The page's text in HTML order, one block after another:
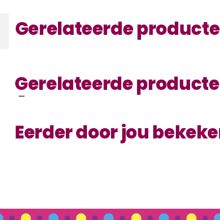
Gerelateerde
Gerelateerde
Eerder door jou